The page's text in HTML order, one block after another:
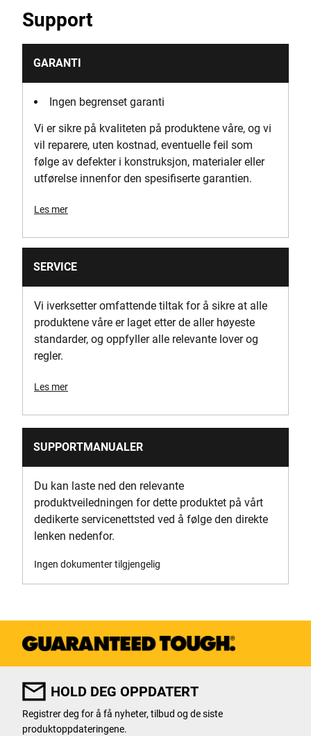
Plast
Has Easy Squeeze Trigger?
Yes
Lastemekanisme (stiftpistoler)
Innlasting nederst
1
Produkthøyde [mm]
45
Produktlengde [mm]
0.8
Produktbredde [mm]
180
18 Måler
Support
GARANTI
Ingen begrenset garanti
Vi er sikre på kvaliteten på produktene våre, og vi
vil reparere, uten kostnad, eventuelle feil som
følge av defekter i konstruksjon, materialer eller
utførelse innenfor den spesifiserte garantien.
Les mer
SERVICE
Vi iverksetter omfattende tiltak for å sikre at alle
produktene våre er laget etter de aller høyeste
standarder, og oppfyller alle relevante lover og
regler.
Les mer
SUPPORTMANUALER
Du kan laste ned den relevante
produktveiledningen for dette produktet på vårt
dedikerte servicenettsted ved å følge den direkte
lenken nedenfor.
Ingen dokumenter tilgjengelig
HOLD DEG OPPDATERT
Registrer deg for å få nyheter, tilbud og de siste
produktoppdateringene.